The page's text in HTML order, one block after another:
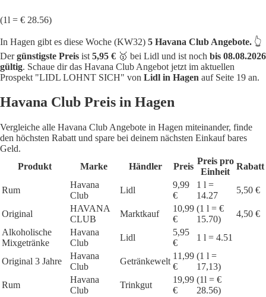
(1l = € 28.56)
In Hagen gibt es diese Woche (KW32) 5 Havana Club Angebote. 👆
Dergünstigste Preis ist 5,95 € 🥇 bei Lidl und ist noch bis 08.08.2026
gültig. Schaue dir das Havana Club Angebot jetzt im aktuellen
Prospekt "LIDL LOHNT SICH" von Lidl in Hagen auf Seite 19 an.
Havana Club Preis in Hagen
Vergleiche alle Havana Club Angebote in Hagen miteinander, finde
den höchsten Rabatt und spare bei deinem nächsten Einkauf bares
Geld.
Produkt
Marke Händler Preis
Preis pro
Einheit
Rabatt
Rum
Havana
Club
Lidl
9,99
€
1 l =
14.27
5,50 €
Original
HAVANA
CLUB
Marktkauf
10,99
€
(1 l = €
15.70)
4,50 €
Alkoholische
Mixgetränke
Havana
Club
Lidl
5,95
€
1 l = 4.51
Original 3 Jahre
Havana
Club
Getränkewelt
11,99
€
(1 l =
17,13)
Rum
Havana
Club
Trinkgut
19,99
€
(1l = €
28.56)